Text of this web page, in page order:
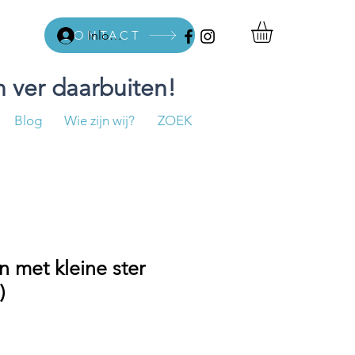
Inloggen
CONTACT
ver daarbuiten!
Blog Wie zijn wij? ZOEK
met kleine ster